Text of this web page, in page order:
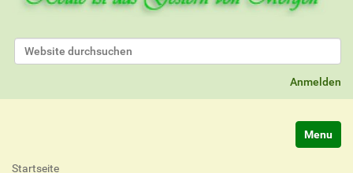
Website durchsuchen
Anmelden
Startseite